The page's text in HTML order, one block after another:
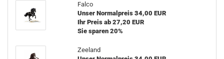
Falco
Unser Normalpreis 34,00 EUR
Ihr Preis ab 27,20 EUR
Sie sparen 20%
Zeeland